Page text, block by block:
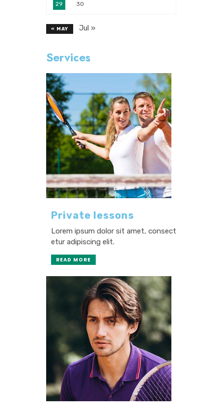
29 30
« MAY Jul »
Services
Private lessons
Lorem ipsum dolor sit amet, consect
etur adipiscing elit.
READ MORE